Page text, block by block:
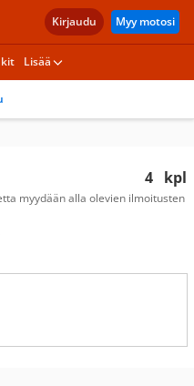
Kirjaudu Myy motosi
Lisää
4 kpl
myydään alla olevien ilmoitusten